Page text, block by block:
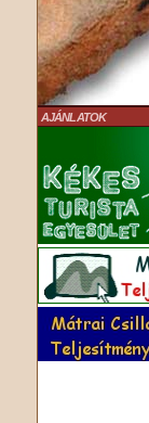
AJÁNLATOK